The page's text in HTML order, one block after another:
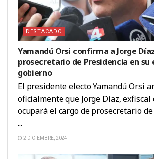
DESTACADO
Yamandú Orsi confirma a Jorge
prosecretario de Presidencia en su
gobierno
El presidente electo Yamandú Orsi
oficialmente que Jorge Díaz, exfiscal
ocupará el cargo de prosecretario
...
2 DICIEMBRE, 2024